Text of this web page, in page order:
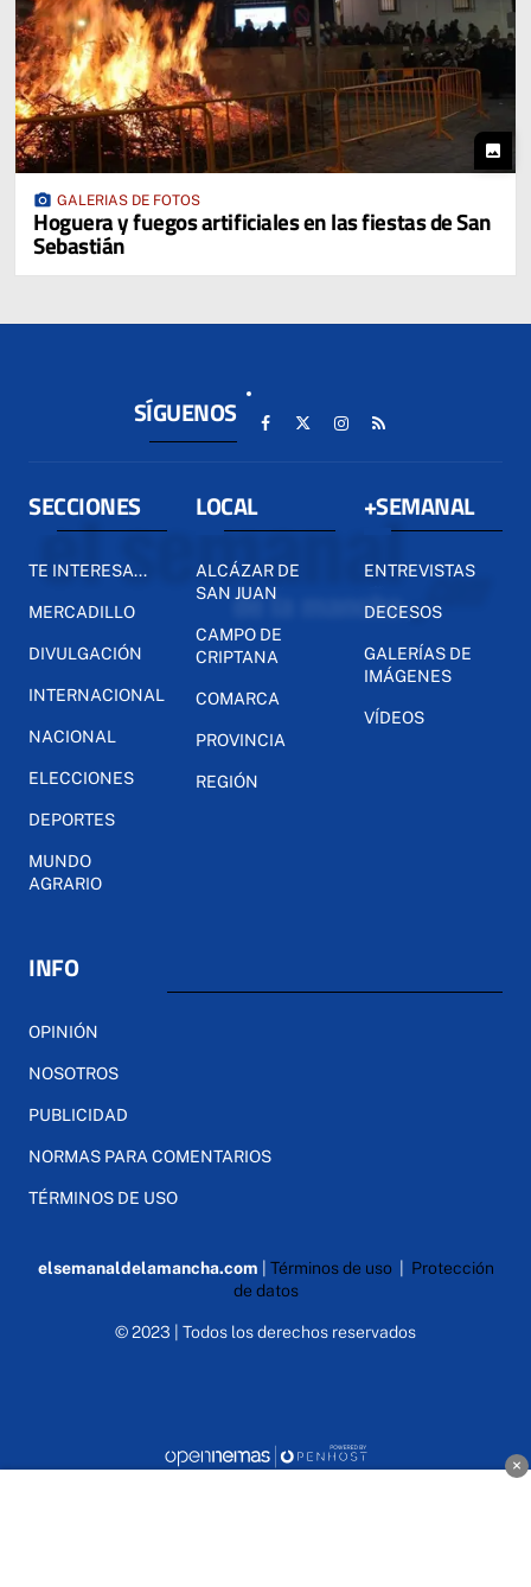
photo
photo_camera GALERIAS DE FOTOS
Hoguera y fuegos artificiales en las fiestas de San
Sebastián
SÍGUENOS
SECCIONES
TE INTERESA...
MERCADILLO
DIVULGACIÓN
INTERNACIONAL
NACIONAL
ELECCIONES
DEPORTES
MUNDO
AGRARIO
LOCAL
ALCÁZAR DE
SAN JUAN
CAMPO DE
CRIPTANA
COMARCA
PROVINCIA
REGIÓN
+SEMANAL
ENTREVISTAS
DECESOS
GALERÍAS DE
IMÁGENES
VÍDEOS
INFO
OPINIÓN
NOSOTROS
PUBLICIDAD
NORMAS PARA COMENTARIOS
TÉRMINOS DE USO
elsemanaldelamancha.com Términos de uso| Protección
de datos
© 2023 | Todos los derechos reservados
×